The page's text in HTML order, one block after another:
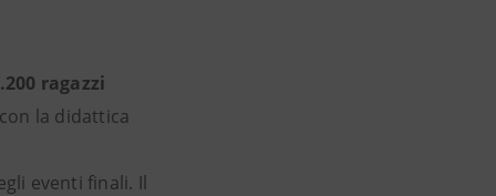
ragazzi
la didattica
eventi finali. Il